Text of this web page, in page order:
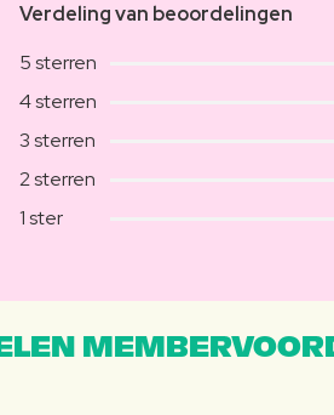
Verdeling van beoordelingen
5 sterren
4 sterren
3 sterren
2 sterren
1 ster